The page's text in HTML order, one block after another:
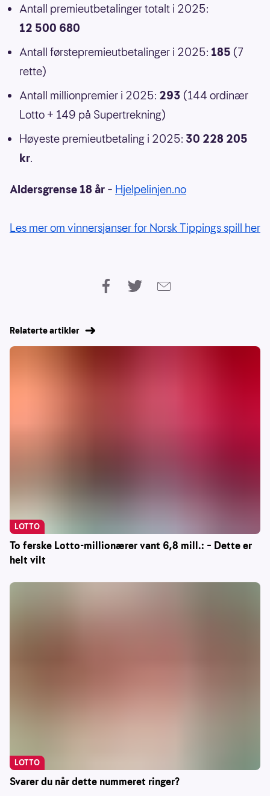
Antall premieutbetalinger totalt i 2025:
12 500 680
Antall førstepremieutbetalinger i 2025: 185 (7
rette)
Antall millionpremier i 2025: 293 (144 ordinær
Lotto + 149 på Supertrekning)
Høyeste premieutbetaling i 2025: 30 228 205
kr.
Aldersgrense 18 år – Hjelpelinjen.no
Les mer om vinnersjanser for Norsk Tippings spill her
Relaterte artikler
To ferske Lotto-millionærer vant 6,8 mill.: – Dette er
helt vilt
LOTTO
Svarer du når dette nummeret ringer?
LOTTO